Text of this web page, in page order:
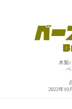
木製
2022年10